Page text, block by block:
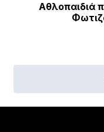
Αθλοπαιδιά